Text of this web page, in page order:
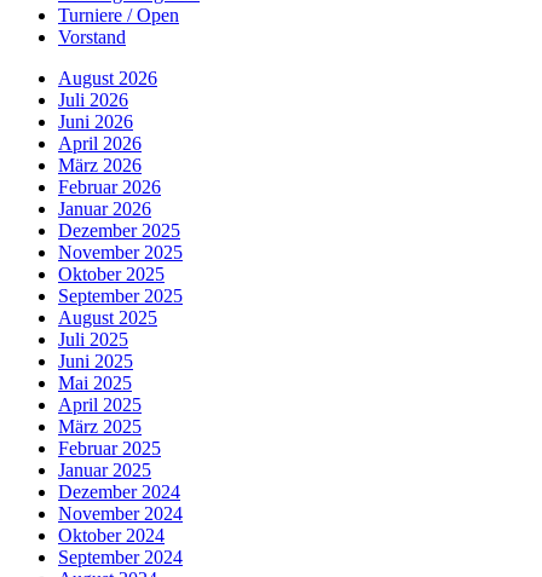
Turniere / Open
Vorstand
August 2026
Juli 2026
Juni 2026
April 2026
März 2026
Februar 2026
Januar 2026
Dezember 2025
November 2025
Oktober 2025
September 2025
August 2025
Juli 2025
Juni 2025
Mai 2025
April 2025
März 2025
Februar 2025
Januar 2025
Dezember 2024
November 2024
Oktober 2024
September 2024